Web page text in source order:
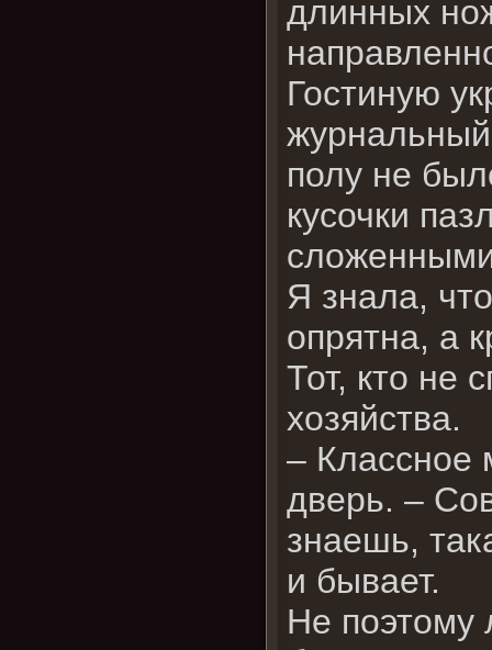
длинных
Гостиную
журнальный
полу не
кусочки
Я знала,
опрятна, а
Тот, кто не
хозяйства.
– Классное
дверь. –
знаешь,
и бывает.
Не поэтому